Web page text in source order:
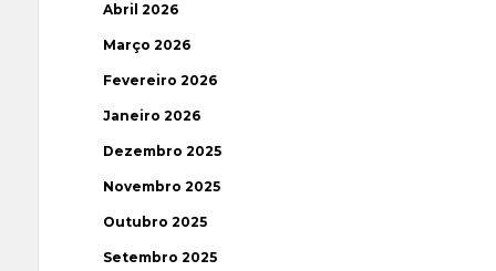
Abril 2026
Março 2026
Fevereiro 2026
Janeiro 2026
Dezembro 2025
Novembro 2025
Outubro 2025
Setembro 2025